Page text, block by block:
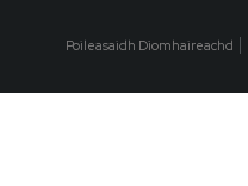
Poileasaidh Dìomhaireachd